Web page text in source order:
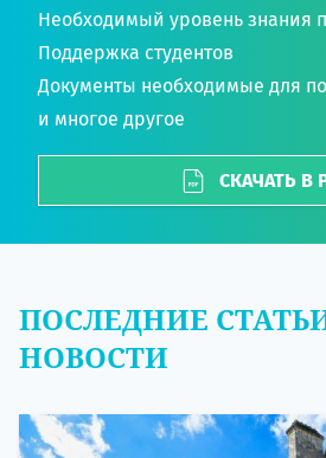
Необходимый уровень знания
Поддержка студентов
Документы необходимые для
и многое другое
СКАЧАТЬ В
ПОСЛЕДНИЕ
НОВОСТИ